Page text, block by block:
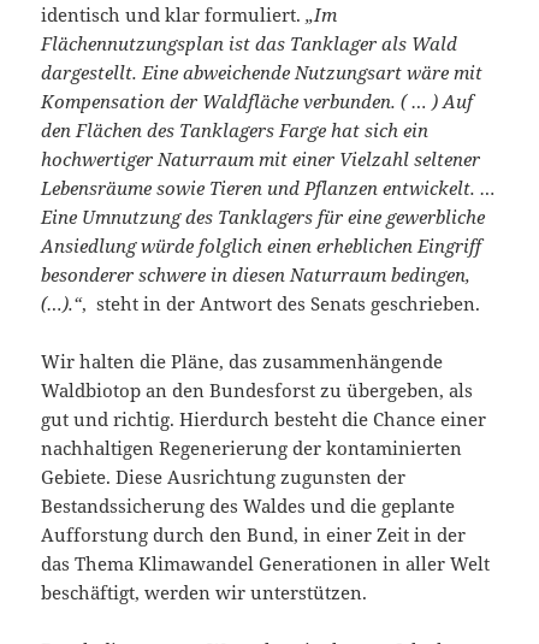
identisch und klar formuliert.„Im
Flächennutzungsplan ist das Tanklager als Wald
dargestellt. Eine abweichende Nutzungsart wäre mit
Kompensation der Waldfläche verbunden. ( … ) Auf
den Flächen des Tanklagers Farge hat sich ein
hochwertiger Naturraum mit einer Vielzahl seltener
Lebensräume sowie Tieren und Pflanzen entwickelt. …
Eine Umnutzung des Tanklagers für eine gewerbliche
Ansiedlung würde folglich einen erheblichen Eingriff
besonderer schwere in diesen Naturraum bedingen,
(…).“, steht in der Antwort des Senats geschrieben.
Wir halten die Pläne, das zusammenhängende
Waldbiotop an den Bundesforst zu übergeben, als
gut und richtig. Hierdurch besteht die Chance einer
nachhaltigen Regenerierung der kontaminierten
Gebiete. Diese Ausrichtung zugunsten der
Bestandssicherung des Waldes und die geplante
Aufforstung durch den Bund, in einer Zeit in der
das Thema Klimawandel Generationen in aller Welt
beschäftigt, werden wir unterstützen.